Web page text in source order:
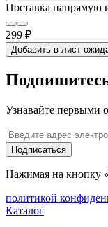
Поставка напрямую
299 ₽
Добавить в лист
Узнавайте первыми
Подписаться
Нажимая на кнопку
политикой
Каталог